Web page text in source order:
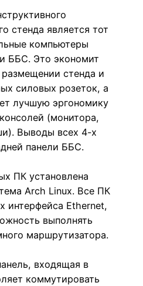
стенда является тот
компьютеры
ББС. Это экономит
стенда и
силовых розеток, а
лучшую эргономику
(монитора,
Выводы всех 4-х
панели ББС.
ПК установлена
Arch Linux. Все ПК
интерфейса Ethernet,
выполнять
маршрутизатора.
входящая в
коммутировать